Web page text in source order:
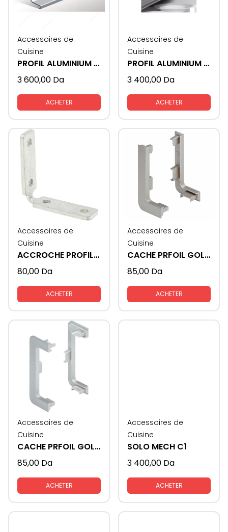
Accessoires de
Cuisine
PROFIL ALUMINIUM GOLA - U
3 600,00 Da
ACHETER
Accessoires de
Cuisine
PROFIL ALUMINIUM GOLA - L
3 400,00 Da
ACHETER
Accessoires de
Cuisine
ACCROCHE PROFIL GOLA
80,00 Da
ACHETER
Accessoires de
Cuisine
CACHE PRFOIL GOLA FORMAT - L
85,00 Da
ACHETER
Accessoires de
Cuisine
CACHE PRFOIL GOLA FORMAT - U
85,00 Da
ACHETER
Accessoires de
Cuisine
SOLO MECH C1
3 400,00 Da
ACHETER